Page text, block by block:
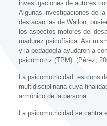
investigaciones de autores
Algunas investigaciones de
destacan las de Wallon,
los aspectos motores del
madurez psicofísica. Así
y la pedagogía ayudaron a
psicomotriz (TPM). (Pèrez,
La psicomotricidad es
multidisciplinaria cuya
armónico de la persona.
La psicomotricidad se centra